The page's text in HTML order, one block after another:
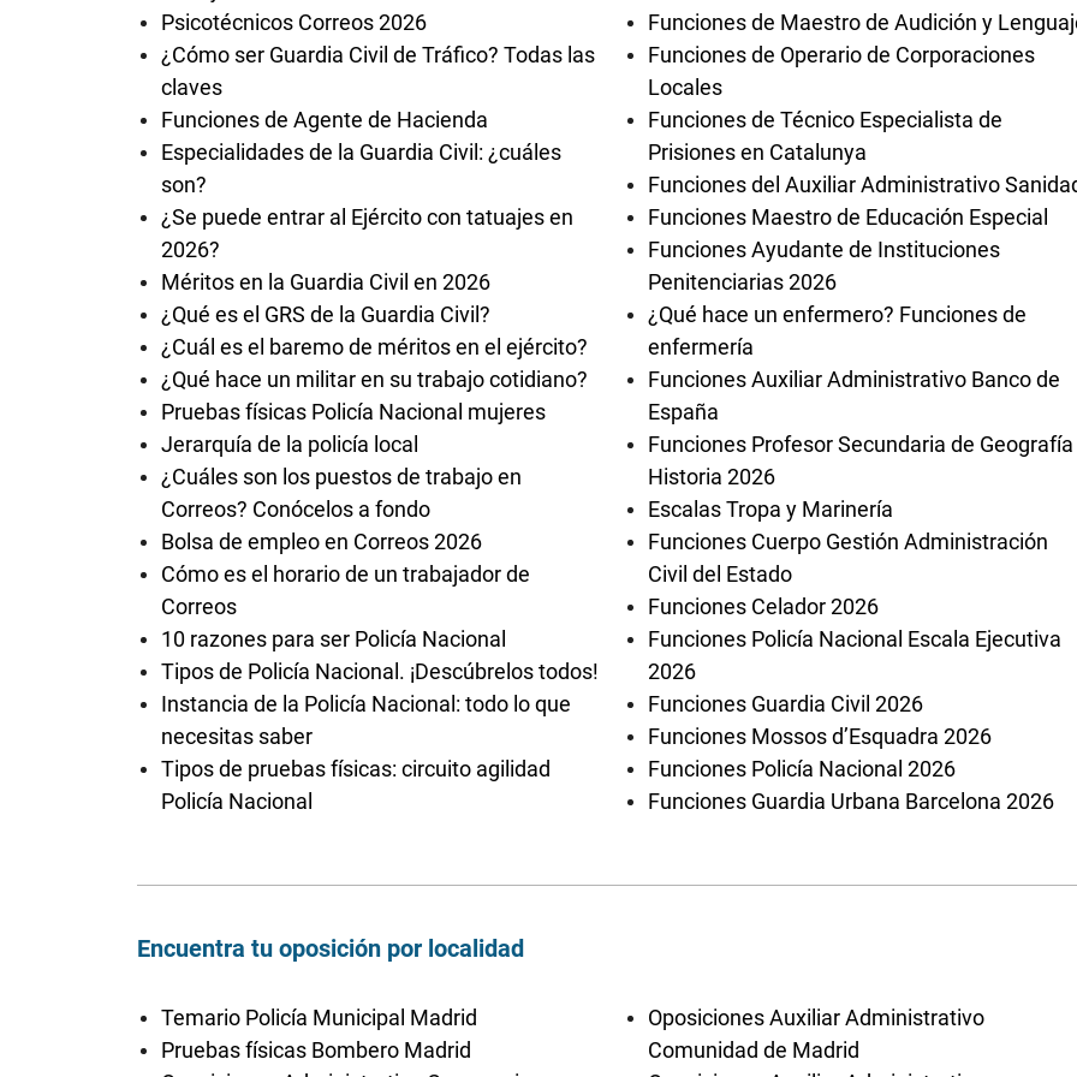
Psicotécnicos Correos 2026
¿Cómo ser Guardia Civil de Tráfico? Todas las
claves
Funciones de Agente de Hacienda
Especialidades de la Guardia Civil: ¿cuáles
son?
¿Se puede entrar al Ejército con tatuajes en
2026?
Méritos en la Guardia Civil en 2026
¿Qué es el GRS de la Guardia Civil?
¿Cuál es el baremo de méritos en el ejército?
¿Qué hace un militar en su trabajo cotidiano?
Pruebas físicas Policía Nacional mujeres
Jerarquía de la policía local
¿Cuáles son los puestos de trabajo en
Correos? Conócelos a fondo
Bolsa de empleo en Correos 2026
Cómo es el horario de un trabajador de
Correos
10 razones para ser Policía Nacional
Tipos de Policía Nacional. ¡Descúbrelos todos!
Instancia de la Policía Nacional: todo lo que
necesitas saber
Tipos de pruebas físicas: circuito agilidad
Policía Nacional
Funciones de Maestro de Audición y
Funciones de Operario de Corporaciones
Locales
Funciones de Técnico Especialista de
Prisiones en Catalunya
Funciones del Auxiliar Administrativo
Funciones Maestro de Educación Especial
Funciones Ayudante de Instituciones
Penitenciarias 2026
¿Qué hace un enfermero? Funciones de
enfermería
Funciones Auxiliar Administrativo Banco de
España
Funciones Profesor Secundaria de Geografía
Historia 2026
Escalas Tropa y Marinería
Funciones Cuerpo Gestión Administración
Civil del Estado
Funciones Celador 2026
Funciones Policía Nacional Escala Ejecutiva
2026
Funciones Guardia Civil 2026
Funciones Mossos d’Esquadra 2026
Funciones Policía Nacional 2026
Funciones Guardia Urbana Barcelona 2026
Encuentra tu oposición por localidad
Temario Policía Municipal Madrid
Pruebas físicas Bombero Madrid
Oposiciones Auxiliar Administrativo
Comunidad de Madrid